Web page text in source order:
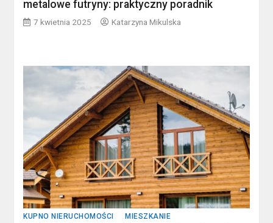
metalowe futryny: praktyczny poradnik
7 kwietnia 2025 Katarzyna Mikulska
KUPNO NIERUCHOMOŚCI MIESZKANIE